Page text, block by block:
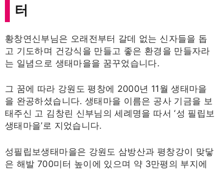
터
황창연신부님은 오래전부터 갈데 없는 신자들을 돕
고 기도하며 건강식을 만들고 좋은 환경을 만들자라
는 일념으로 생태마을을 꿈꾸었습니다.
그 꿈에 따라 강원도 평창에 2000년 11월 생태마을
을 완공하셨습니다. 생태마을 이름은 공사 기금을 보
태주신 고 김창린 신부님의 세례명을 따서 ‘성 필립보
생태마을’로 지었습니다.
성필립보생태마을은 강원도 삼방산과 평창강이 맞닿
은 해발 700미터 높이에 있으며 약 3만평의 부지에